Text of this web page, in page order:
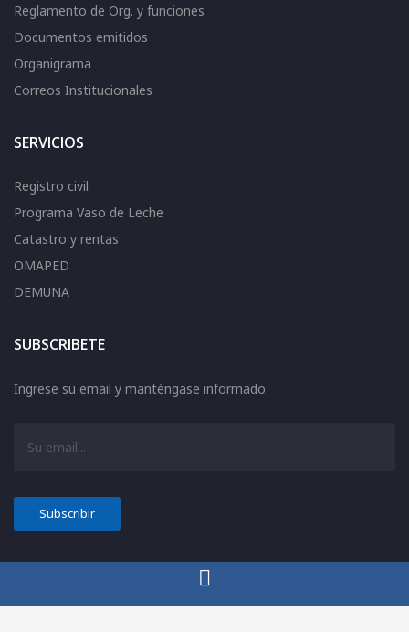
Reglamento de Org. y funciones
Documentos emitidos
Organigrama
Correos Institucionales
SERVICIOS
Registro civil
Programa Vaso de Leche
Catastro y rentas
OMAPED
DEMUNA
SUBSCRIBETE
Ingrese su email y manténgase informado